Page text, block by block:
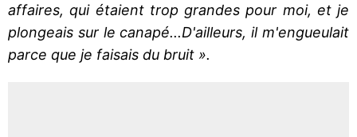
affaires, qui étaient trop grandes pour moi, et je
plongeais sur le canapé...D'ailleurs, il m'engueulait
parce que je faisais du bruit ».